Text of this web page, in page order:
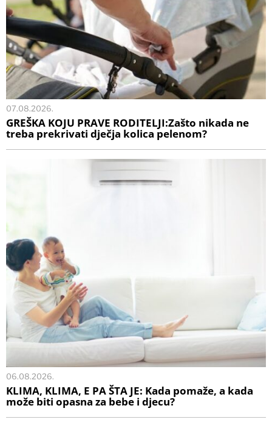
07.08.2026.
GREŠKA KOJU PRAVE RODITELJI:Zašto nikada ne
treba prekrivati dječja kolica pelenom?
06.08.2026.
KLIMA, KLIMA, E PA ŠTA JE: Kada pomaže, a kada
može biti opasna za bebe i djecu?